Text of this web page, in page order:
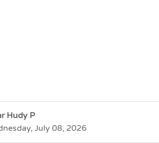
Hudy P
July 08, 2026